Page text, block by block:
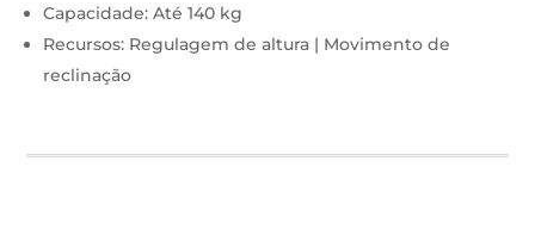
Capacidade: Até 140 kg
Recursos: Regulagem de altura | Movimento de
reclinação